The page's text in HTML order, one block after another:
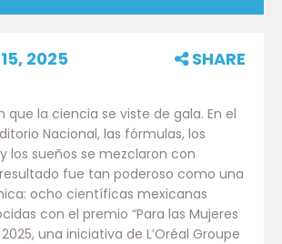
2025 SHARE
que la ciencia se viste de gala. En el
Nacional, las fórmulas, los
los sueños se mezclaron con
fue tan poderoso como una
ocho científicas mexicanas
con el premio “Para las Mujeres
una iniciativa de L’Oréal Groupe